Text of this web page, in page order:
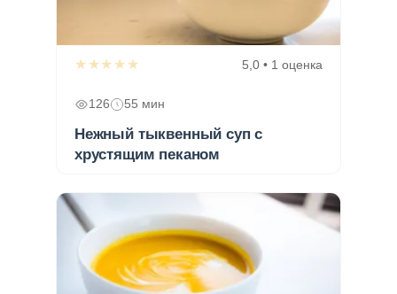
★★★★★ 5,0 • 1 оценка
126 55 мин
Нежный тыквенный суп с
хрустящим пеканом